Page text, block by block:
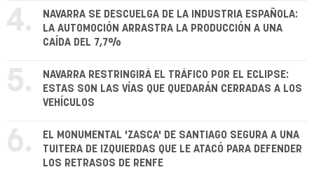
4.
NAVARRA SE DESCUELGA DE LA INDUSTRIA ESPAÑOLA:
LA AUTOMOCIÓN ARRASTRA LA PRODUCCIÓN A UNA
CAÍDA DEL 7,7%
5.
NAVARRA RESTRINGIRÁ EL TRÁFICO POR EL ECLIPSE:
ESTAS SON LAS VÍAS QUE QUEDARÁN CERRADAS A LOS
VEHÍCULOS
6.
EL MONUMENTAL 'ZASCA' DE SANTIAGO SEGURA A UNA
TUITERA DE IZQUIERDAS QUE LE ATACÓ PARA DEFENDER
LOS RETRASOS DE RENFE